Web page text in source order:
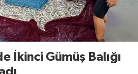
İkinci Gümüş Balığı